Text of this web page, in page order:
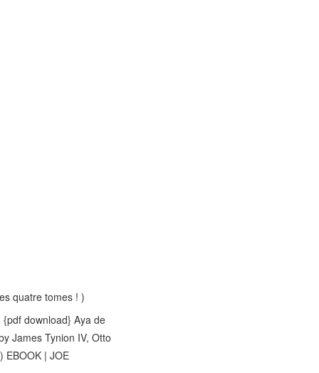
quatre tomes ! )
{pdf download} Aya de
James Tynion IV, Otto
EBOOK | JOE